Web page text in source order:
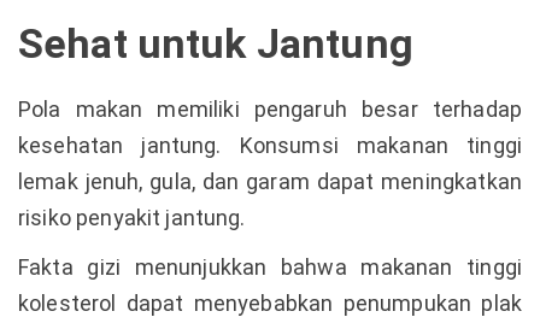
Sehat untuk Jantung
Pola makan memiliki pengaruh besar terhadap
kesehatan jantung. Konsumsi makanan tinggi
lemak jenuh, gula, dan garam dapat meningkatkan
risiko penyakit jantung.
Fakta gizi menunjukkan bahwa makanan tinggi
kolesterol dapat menyebabkan penumpukan plak